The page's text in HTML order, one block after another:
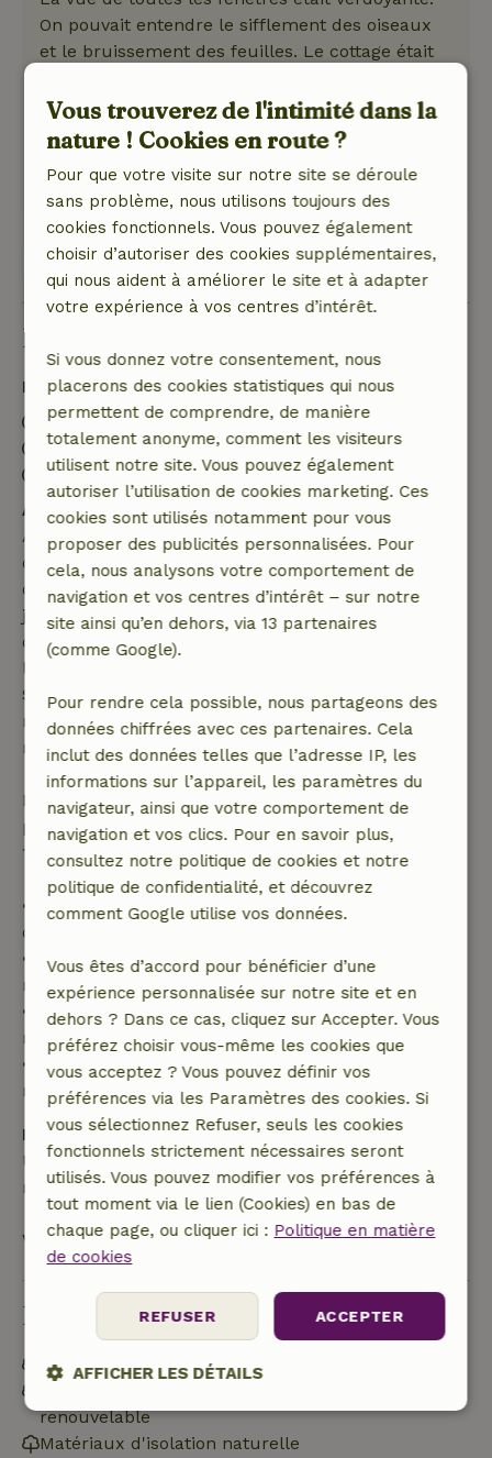
On pouvait entendre le sifflement des oiseaux
et le bruissement des feuilles. Le cottage était
des arbres, .... Cela dégageait beaucoup de
tranquillité.
Montre l'original.
Voir 1 avis
Bon à savoir
Détails du séjour
Arrivée: 15:00- 22:00
Départ: 07:00- 11:00
Séjour sans contact possible
Annulation gratuite dans les 7 jours
Annulation gratuite dans les 7 jours suivant la
confirmation de ta réservation, à condition que la
demande de réservation ait été effectuée plus de 28
jours avant la date de début. Pour les réservations
dont la date de début est dans les 28 jours,
l'annulation gratuite s'applique dans les 24 heures.
Si tu annules dans le délai indiqué, tu as droit à un
remboursement intégral du montant de la
réservation.
Passé ce délai, tu recevras un remboursement
partiel du coût du séjour et un remboursement à
100 % de l'acompte :
• Jusqu'à 42 jours avant l'arrivée : remboursement
de 70 %
• Entre 42 et 28 jours avant l'arrivée :
remboursement de 40 %
• De 28 jours avant l'arrivée jusqu'au jour même :
remboursement de 10 %
• Le jour de l'arrivée ou après : aucun
remboursement
Dépôt de sécurité
Une caution de 250,00 € s'applique. Tu seras
remboursé après le départ.
Voir tout
Durabilité
Étiquette énergétique : C
renouvelable
Matériaux d'isolation naturelle
Vous trouverez de l'intimité dans la
nature ! Cookies en route ?
Pour que votre visite sur notre site se déroule
sans problème, nous utilisons toujours des
cookies fonctionnels. Vous pouvez également
choisir d’autoriser des cookies supplémentaires,
qui nous aident à améliorer le site et à adapter
votre expérience à vos centres d’intérêt.
Si vous donnez votre consentement, nous
placerons des cookies statistiques qui nous
permettent de comprendre, de manière
totalement anonyme, comment les visiteurs
utilisent notre site. Vous pouvez également
autoriser l’utilisation de cookies marketing. Ces
cookies sont utilisés notamment pour vous
proposer des publicités personnalisées. Pour
cela, nous analysons votre comportement de
navigation et vos centres d’intérêt – sur notre
site ainsi qu’en dehors, via 13 partenaires
(comme Google).
Pour rendre cela possible, nous partageons des
données chiffrées avec ces partenaires. Cela
inclut des données telles que l’adresse IP, les
informations sur l’appareil, les paramètres du
navigateur, ainsi que votre comportement de
navigation et vos clics. Pour en savoir plus,
consultez notre politique de cookies et notre
politique de confidentialité, et découvrez
comment Google utilise vos données.
Vous êtes d’accord pour bénéficier d’une
expérience personnalisée sur notre site et en
dehors ? Dans ce cas, cliquez sur Accepter. Vous
préférez choisir vous-même les cookies que
vous acceptez ? Vous pouvez définir vos
préférences via les Paramètres des cookies. Si
vous sélectionnez Refuser, seuls les cookies
fonctionnels strictement nécessaires seront
utilisés. Vous pouvez modifier vos préférences à
tout moment via le lien (Cookies) en bas de
chaque page, ou cliquer ici : Politique en matière
de cookies
ACCEPTER
REFUSER
AFFICHER LES DÉTAILS
Strictement
nécessaires
Performance Ciblage